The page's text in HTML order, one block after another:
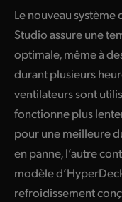
Le nouveau
Studio assure une
optimale, même à
durant plusieurs
ventilateurs sont
fonctionne plus
pour une meilleure
en panne, l’autre
modèle
refroidissement